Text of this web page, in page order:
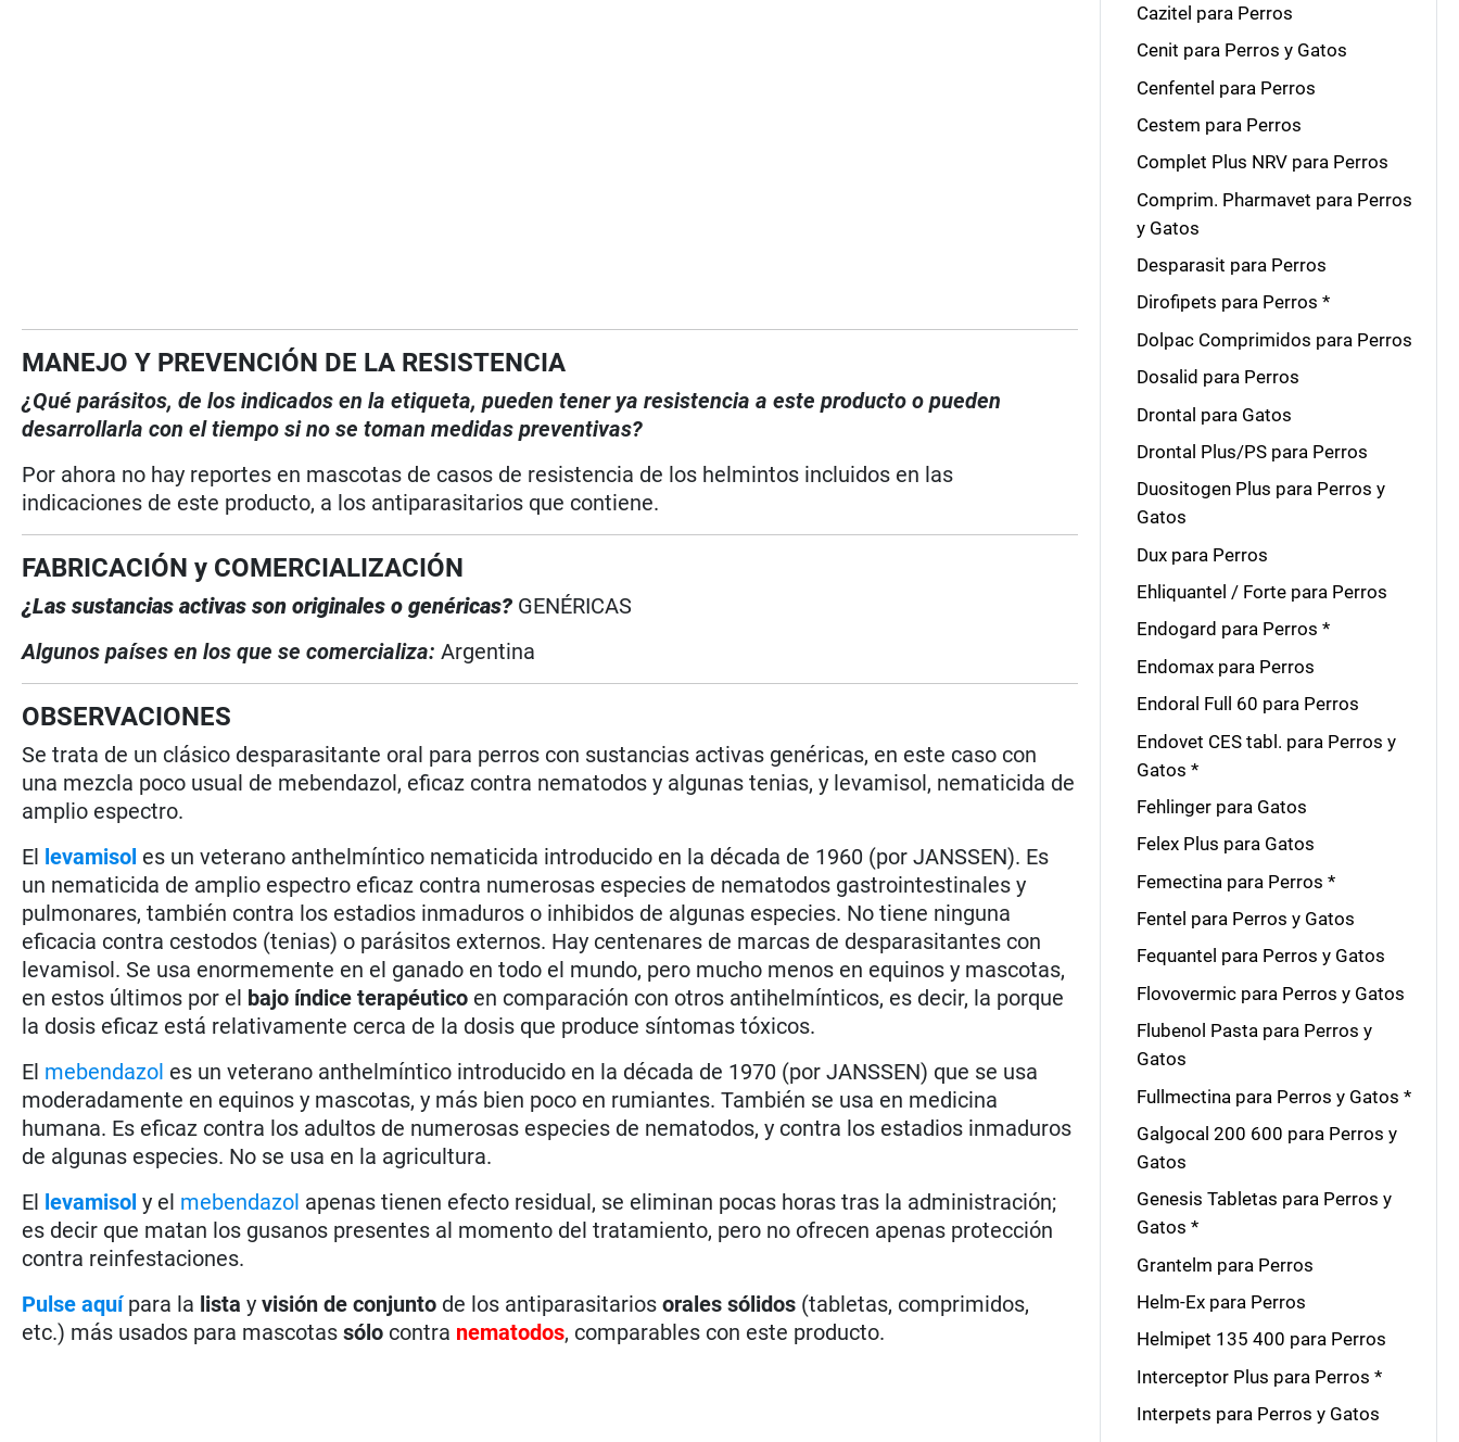
MANEJO Y PREVENCIÓN DE LA RESISTENCIA
¿Qué parásitos, de los indicados en la etiqueta, pueden tener ya resistencia a este producto o pueden
desarrollarla con el tiempo si no se toman medidas preventivas?
Por ahora no hay reportes en mascotas de casos de resistencia de los helmintos incluidos en las
indicaciones de este producto, a los antiparasitarios que contiene.
FABRICACIÓN y COMERCIALIZACIÓN
¿Las sustancias activas son originales o genéricas? GENÉRICAS
Algunos países en los que se comercializa:Argentina
OBSERVACIONES
Se trata de un clásico desparasitante oral para perros con sustancias activas genéricas, en este caso con
una mezcla poco usual de mebendazol, eficaz contra nematodos y algunas tenias, y levamisol, nematicida de
amplio espectro.
El levamisol es un veterano anthelmíntico nematicida introducido en la década de 1960 (por JANSSEN). Es
un nematicida de amplio espectro eficaz contra numerosas especies de nematodos gastrointestinales y
pulmonares, también contra los estadios inmaduros o inhibidos de algunas especies. No tiene ninguna
eficacia contra cestodos (tenias) o parásitos externos. Hay centenares de marcas de desparasitantes con
levamisol. Se usa enormemente en el ganado en todo el mundo, pero mucho menos en equinos y mascotas,
en estos últimos por el bajo índice terapéutico en comparación con otros antihelmínticos, es decir, la porque
la dosis eficaz está relativamente cerca de la dosis que produce síntomas tóxicos.
El mebendazol es un veterano anthelmíntico introducido en la década de 1970 (por JANSSEN) que se usa
moderadamente en equinos y mascotas, y más bien poco en rumiantes. También se usa en medicina
humana. Es eficaz contra los adultos de numerosas especies de nematodos, y contra los estadios inmaduros
de algunas especies. No se usa en la agricultura.
El levamisol y el mebendazol apenas tienen efecto residual, se eliminan pocas horas tras la administración;
es decir que matan los gusanos presentes al momento del tratamiento, pero no ofrecen apenas protección
contra reinfestaciones.
Pulse aquípara la lista yvisión de conjunto de los antiparasitariosorales sólidos (tabletas, comprimidos,
etc.) más usados para mascotassólo contra nematodos, comparables con este producto.
Cazitel para Perros
Cenit para Perros y Gatos
Cenfentel para Perros
Cestem para Perros
Complet Plus NRV para Perros
Comprim. Pharmavet para Perros
y Gatos
Desparasit para Perros
Dirofipets para Perros *
Dolpac Comprimidos para Perros
Dosalid para Perros
Drontal para Gatos
Drontal Plus/PS para Perros
Duositogen Plus para Perros y
Gatos
Dux para Perros
Ehliquantel / Forte para Perros
Endogard para Perros *
Endomax para Perros
Endoral Full 60 para Perros
Endovet CES tabl. para Perros y
Gatos *
Fehlinger para Gatos
Felex Plus para Gatos
Femectina para Perros *
Fentel para Perros y Gatos
Fequantel para Perros y Gatos
Flovovermic para Perros y Gatos
Flubenol Pasta para Perros y
Gatos
Fullmectina para Perros y Gatos *
Galgocal 200 600 para Perros y
Gatos
Genesis Tabletas para Perros y
Gatos *
Grantelm para Perros
Helm-Ex para Perros
Helmipet 135 400 para Perros
Interceptor Plus para Perros *
Interpets para Perros y Gatos